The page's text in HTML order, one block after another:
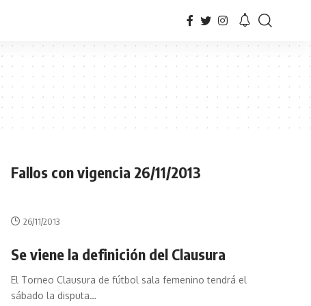
Fallos con vigencia 26/11/2013
26/11/2013
Se viene la definición del Clausura
El Torneo Clausura de fútbol sala femenino tendrá el
sábado la disputa…